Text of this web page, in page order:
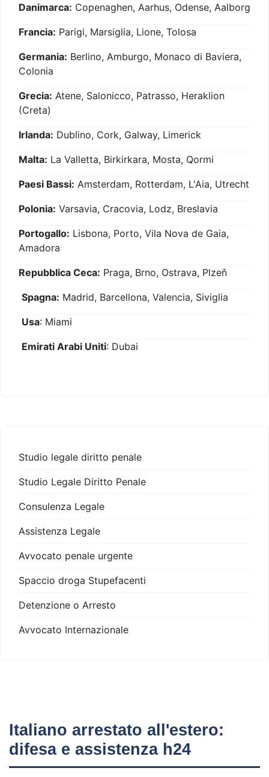
Danimarca: Copenaghen, Aarhus, Odense, Aalborg
Francia: Parigi, Marsiglia, Lione, Tolosa
Germania: Berlino, Amburgo, Monaco di Baviera,
Colonia
Grecia: Atene, Salonicco, Patrasso, Heraklion
(Creta)
Irlanda: Dublino, Cork, Galway, Limerick
Malta: La Valletta, Birkirkara, Mosta, Qormi
Paesi Bassi: Amsterdam, Rotterdam, L'Aia, Utrecht
Polonia: Varsavia, Cracovia, Lodz, Breslavia
Portogallo: Lisbona, Porto, Vila Nova de Gaia,
Amadora
Repubblica Ceca: Praga, Brno, Ostrava, Plzeň
Spagna: Madrid, Barcellona, Valencia, Siviglia
Usa: Miami
Emirati Arabi Uniti: Dubai
Studio legale diritto penale
Studio Legale Diritto Penale
Consulenza Legale
Assistenza Legale
Avvocato penale urgente
Spaccio droga Stupefacenti
Detenzione o Arresto
Avvocato Internazionale
Italiano arrestato all'estero:
difesa e assistenza h24